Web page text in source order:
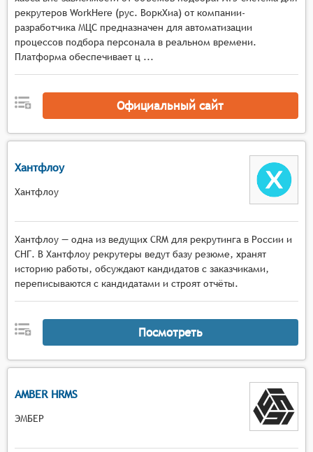
также общие статистические данные по группе
кандидатов.
Сравнение результатов: Системы должны
позволять сравнивать результаты тестирования
разных кандидатов, групп кандидатов или
что помогает отслеживать прогресс и развитие
навыков.
рекрутеров WorkHere (рус. ВоркХиа) от компании-
разработчика МЦС предназначен для автоматизации
процессов подбора персонала в реальном времени.
Платформа обеспечивает ц ...
Официальный сайт
Хантфлоу
Хантфлоу
Хантфлоу — одна из ведущих CRM для рекрутинга в России и
СНГ. В Хантфлоу рекрутеры ведут базу резюме, хранят
историю работы, обсуждают кандидатов с заказчиками,
переписываются с кандидатами и строят отчёты.
Посмотреть
AMBER HRMS
ЭМБЕР